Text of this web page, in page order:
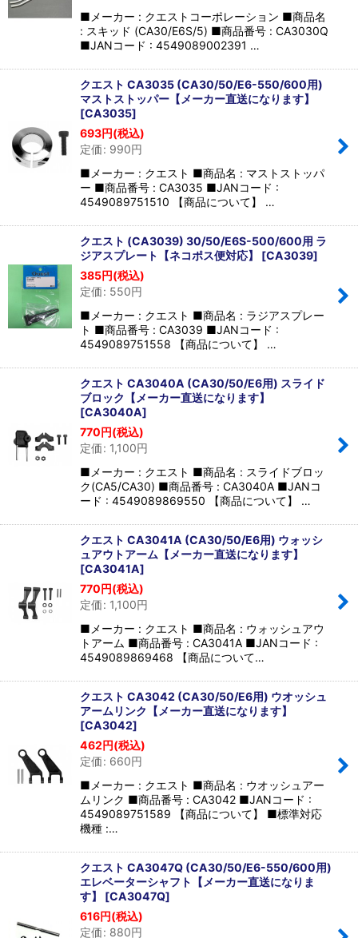
■メーカー : クエストコーポレーション ■商品名
: スキッド (CA30/E6S/5) ■商品番号 : CA3030Q
■JANコード : 4549089002391 …
クエスト CA3035 (CA30/50/E6-550/600用)
マストストッパー【メーカー直送になります】
[CA3035]
693円(税込)
定価: 990円
■メーカー : クエスト ■商品名 : マストストッパ
ー ■商品番号 : CA3035 ■JANコード :
4549089751510 【商品について】 …
クエスト (CA3039) 30/50/E6S-500/600用 ラ
ジアスプレート【ネコポス便対応】 [CA3039]
385円(税込)
定価: 550円
■メーカー : クエスト ■商品名 : ラジアスプレー
ト ■商品番号 : CA3039 ■JANコード :
4549089751558 【商品について】 …
クエスト CA3040A (CA30/50/E6用) スライド
ブロック【メーカー直送になります】
[CA3040A]
770円(税込)
定価: 1,100円
■メーカー : クエスト ■商品名 : スライドブロッ
ク(CA5/CA30) ■商品番号 : CA3040A ■JANコ
ード : 4549089869550 【商品について】 …
クエスト CA3041A (CA30/50/E6用) ウォッシ
ュアウトアーム【メーカー直送になります】
[CA3041A]
770円(税込)
定価: 1,100円
■メーカー : クエスト ■商品名 : ウォッシュアウ
トアーム ■商品番号 : CA3041A ■JANコード :
4549089869468 【商品について…
クエスト CA3042 (CA30/50/E6用) ウオッシュ
アームリンク【メーカー直送になります】
[CA3042]
462円(税込)
定価: 660円
■メーカー : クエスト ■商品名 : ウオッシュアー
ムリンク ■商品番号 : CA3042 ■JANコード :
4549089751589 【商品について】 ■標準対応
機種 :…
クエスト CA3047Q (CA30/50/E6-550/600用)
エレベーターシャフト【メーカー直送になりま
す】
[CA3047Q]
616円(税込)
定価: 880円